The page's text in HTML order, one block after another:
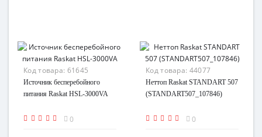
Код товара: 61645
Источник бесперебойного
питания Raskat HSL-3000VA
0
Код товара: 44077
Неттоп Raskat STANDART 507
(STANDART507_107846)
0